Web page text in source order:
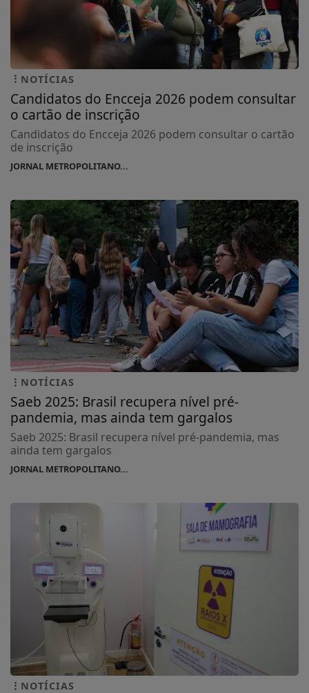
NOTÍCIAS
Candidatos do Encceja 2026 podem consultar
o cartão de inscrição
Candidatos do Encceja 2026 podem consultar o cartão
de inscrição
JORNAL METROPOLITANO...
NOTÍCIAS
Saeb 2025: Brasil recupera nível pré-
pandemia, mas ainda tem gargalos
Saeb 2025: Brasil recupera nível pré-pandemia, mas
ainda tem gargalos
JORNAL METROPOLITANO...
NOTÍCIAS